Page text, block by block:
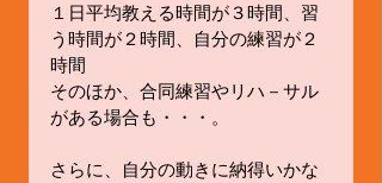
１日平均教える時間が３時間、習
う時間が２時間、自分の練習が２
時間
そのほか、合同練習やリハ－サル
がある場合も・・・。
さらに、自分の動きに納得いかな